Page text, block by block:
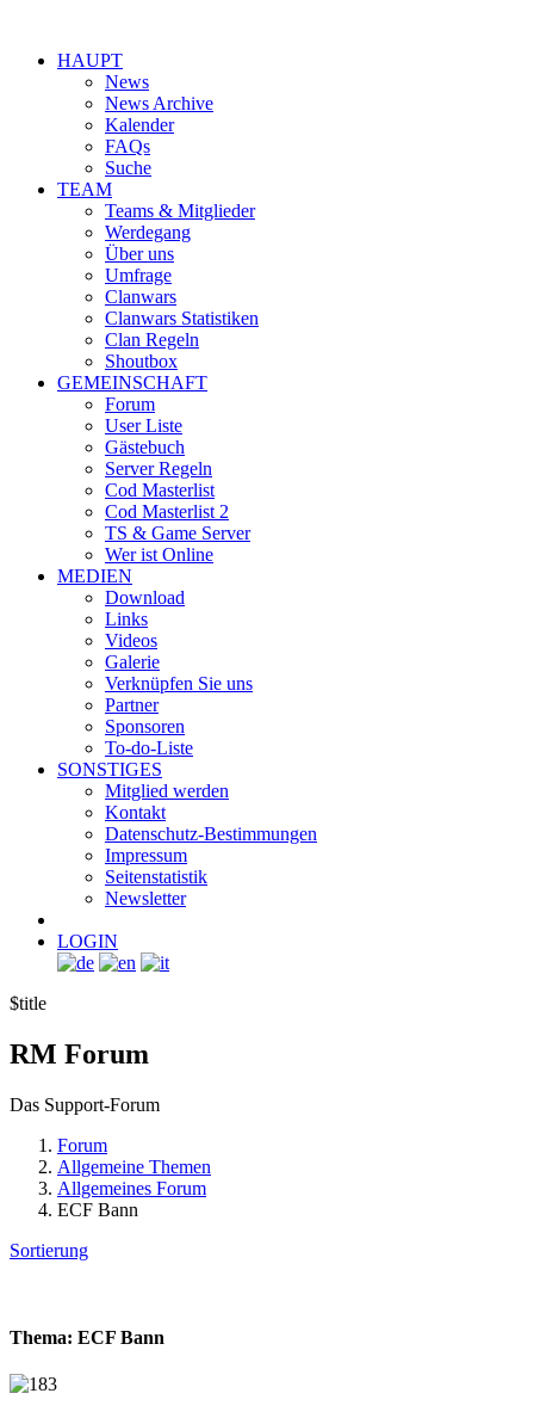
HAUPT
News
News Archive
Kalender
FAQs
Suche
TEAM
Teams & Mitglieder
Werdegang
Über uns
Umfrage
Clanwars
Clanwars Statistiken
Clan Regeln
Shoutbox
GEMEINSCHAFT
Forum
User Liste
Gästebuch
Server Regeln
Cod Masterlist
Cod Masterlist 2
TS & Game Server
Wer ist Online
MEDIEN
Download
Links
Videos
Galerie
Verknüpfen Sie uns
Partner
Sponsoren
To-do-Liste
SONSTIGES
Mitglied werden
Kontakt
Datenschutz-Bestimmungen
Impressum
Seitenstatistik
Newsletter
LOGIN
$title
RM Forum
Das Support-Forum
Forum
Allgemeine Themen
Allgemeines Forum
ECF Bann
Sortierung
Thema: ECF Bann